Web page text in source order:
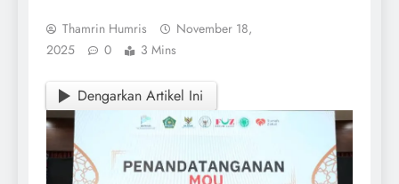
Thamrin Humris
November 18,
2025
0 3 Mins
Dengarkan Artikel Ini